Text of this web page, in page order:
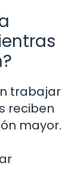
trabajar
reciben
mayor.